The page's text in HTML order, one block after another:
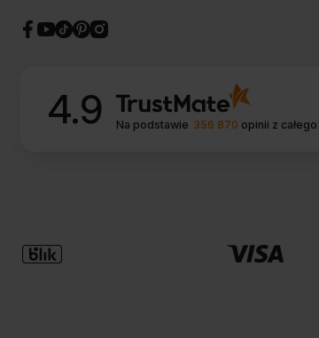
4.9 Na podstawie 356 870 opinii z